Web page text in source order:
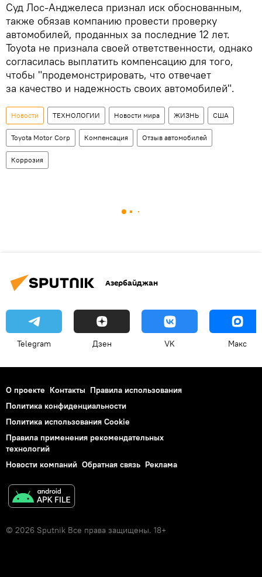
Суд Лос-Анджелеса признал иск обоснованным,
также обязав компанию провести проверку
автомобилей, проданных за последние 12 лет.
Toyota не признала своей ответственности, однако
согласилась выплатить компенсацию для того,
чтобы "продемонстрировать, что отвечает
за качество и надежность своих автомобилей".
Новости ТЕХНОЛОГИИ Новости мира ЖИЗНЬ США
Toyota Motor Corp Компенсация Отзыв автомобилей
Коррозия
Азербайджан
Telegram Дзен VK Макс
О проекте Контакты Правила использования
Политика конфиденциальности
Политика использования Cookie
Правила применения рекомендательных
технологий
Новости компаний Обратная связь Реклама
© 2026 Sputnik Все права защищены. 18+